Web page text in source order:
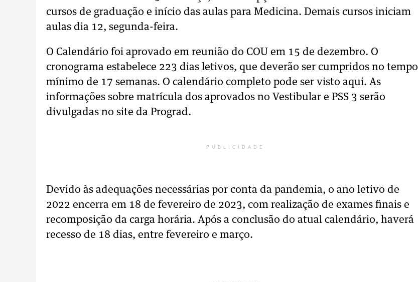
cursos de graduação e início das aulas para Medicina. Demais cursos iniciam
aulas dia 12, segunda-feira.
O Calendário foi aprovado em reunião do COU em 15 de dezembro. O
cronograma estabelece 223 dias letivos, que deverão ser cumpridos no tempo
mínimo de 17 semanas. O calendário completo pode ser visto aqui. As
informações sobre matrícula dos aprovados no Vestibular e PSS 3 serão
divulgadas no site da Prograd.
PUBLICIDADE
Devido às adequações necessárias por conta da pandemia, o ano letivo de
2022 encerra em 18 de fevereiro de 2023, com realização de exames finais e
recomposição da carga horária. Após a conclusão do atual calendário, haverá
recesso de 18 dias, entre fevereiro e março.